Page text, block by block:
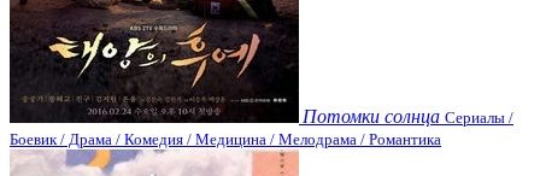
Потомки солнца Сериалы /
Боевик / Драма / Комедия / Медицина / Мелодрама / Романтика